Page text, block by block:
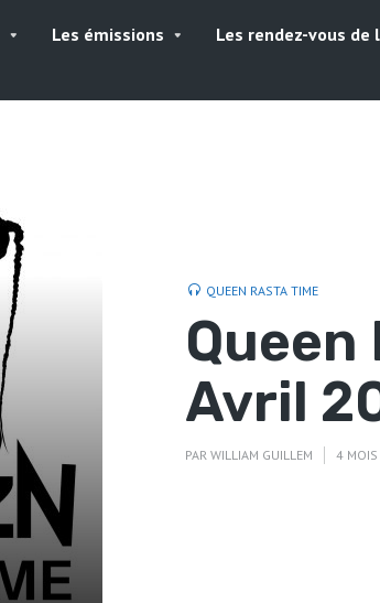
Les émissions Les rendez-vous de
QUEEN RASTA TIME
Queen
Avril
PAR WILLIAM GUILLEM 4 MOIS